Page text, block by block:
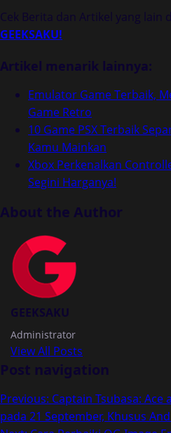
Cek Berita dan Artikel yang lain di
GEEKSAKU!
Artikel menarik lainnya:
Emulator Game Terbaik,
Game Retro
10 Game PSX Terbaik
Kamu Mainkan
Xbox Perkenalkan
Segini Harganya!
About the Author
GEEKSAKU
Administrator
View All Posts
Post navigation
Previous: Captain Tsubasa: Ace
pada 21 September, Khusus